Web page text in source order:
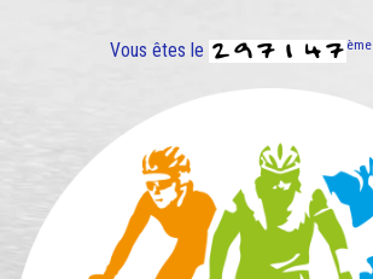
Vous êtes le ème